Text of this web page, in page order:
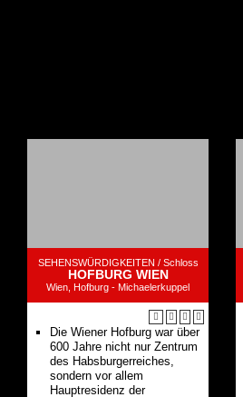
SEHENSWÜRDIGKEITEN / Schloss
HOFBURG WIEN
Wien, Hofburg - Michaelerkuppel
Die Wiener Hofburg war über
600 Jahre nicht nur Zentrum
des Habsburgerreiches,
sondern vor allem
Hauptresidenz der